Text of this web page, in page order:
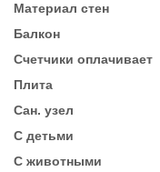
Материал стен
Балкон
Счетчики оплачивает
Плита
Сан. узел
С детьми
С животными